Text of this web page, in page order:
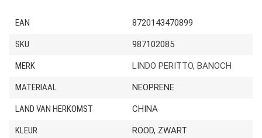
EAN 8720143470899
SKU 987102085
MERK LINDO PERITTO, BANOCH
MATERIAAL NEOPRENE
LAND VAN HERKOMST CHINA
KLEUR ROOD, ZWART